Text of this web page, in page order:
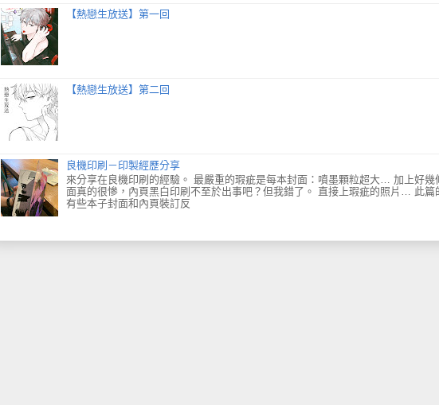
【熱戀生放送】第一回
【熱戀生放送】第二回
良機印刷－印製經歷分享
來分享在良機印刷的經驗。 最嚴重的瑕疵是每本封面：噴墨顆粒超大… 加上好幾
面真的很慘，內頁黑白印刷不至於出事吧？但我錯了。 直接上瑕疵的照片… 此篇
有些本子封面和內頁裝訂反